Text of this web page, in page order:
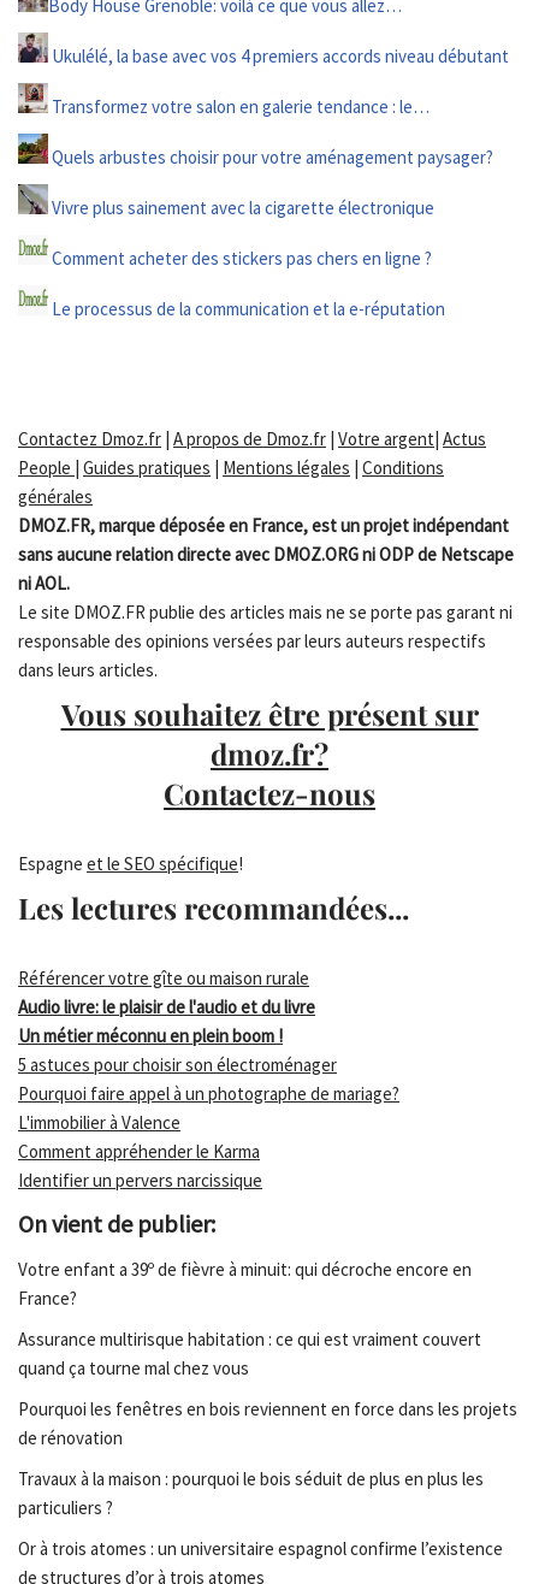
Body House Grenoble: voilá ce que vous allez…
Ukulélé, la base avec vos 4 premiers accords niveau débutant
Transformez votre salon en galerie tendance : le…
Quels arbustes choisir pour votre aménagement paysager?
Vivre plus sainement avec la cigarette électronique
Comment acheter des stickers pas chers en ligne ?
Le processus de la communication et la e-réputation
Contactez Dmoz.fr | A propos de Dmoz.fr | Votre argent| Actus
People | Guides pratiques | Mentions légales | Conditions
générales
DMOZ.FR, marque déposée en France, est un projet indépendant
sans aucune relation directe avec DMOZ.ORG ni ODP de Netscape
ni AOL.
Le site DMOZ.FR publie des articles mais ne se porte pas garant ni
responsable des opinions versées par leurs auteurs respectifs
dans leurs articles.
Vous souhaitez être présent sur
dmoz.fr?
Contactez-nous
Espagne et le SEO spécifique!
Les lectures recommandées...
Référencer votre gîte ou maison rurale
Audio livre: le plaisir de l'audio et du livre
Un métier méconnu en plein boom !
5 astuces pour choisir son électroménager
Pourquoi faire appel à un photographe de mariage?
L'immobilier à Valence
Comment appréhender le Karma
Identifier un pervers narcissique
On vient de publier:
Votre enfant a 39º de fièvre à minuit: qui décroche encore en
France?
Assurance multirisque habitation : ce qui est vraiment couvert
quand ça tourne mal chez vous
Pourquoi les fenêtres en bois reviennent en force dans les projets
de rénovation
Travaux à la maison : pourquoi le bois séduit de plus en plus les
particuliers ?
Or à trois atomes : un universitaire espagnol confirme l’existence
de structures d’or à trois atomes